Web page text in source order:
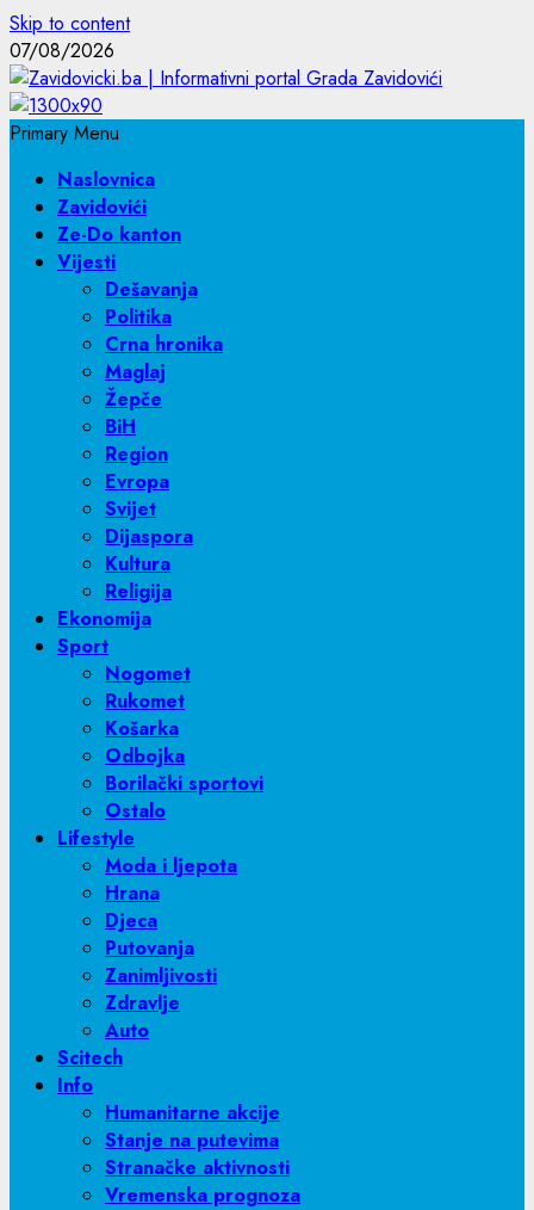
Skip to content
07/08/2026
Primary Menu
Naslovnica
Zavidovići
Ze-Do kanton
Vijesti
Dešavanja
Politika
Crna hronika
Maglaj
Žepče
BiH
Region
Evropa
Svijet
Dijaspora
Kultura
Religija
Ekonomija
Sport
Nogomet
Rukomet
Košarka
Odbojka
Borilački sportovi
Ostalo
Lifestyle
Moda i ljepota
Hrana
Djeca
Putovanja
Zanimljivosti
Zdravlje
Auto
Scitech
Info
Humanitarne akcije
Stanje na putevima
Stranačke aktivnosti
Vremenska prognoza